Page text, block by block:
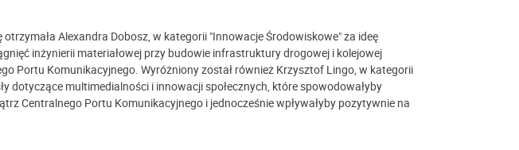
Alexandra Dobosz, w kategorii "Innowacje Środowiskowe" za ideę
inżynierii materiałowej przy budowie infrastruktury drogowej i kolejowej
Portu Komunikacyjnego. Wyróżniony został również Krzysztof Lingo, w kategorii
dotyczące multimedialności i innowacji społecznych, które spowodowałyby
Centralnego Portu Komunikacyjnego i jednocześnie wpływałyby pozytywnie na